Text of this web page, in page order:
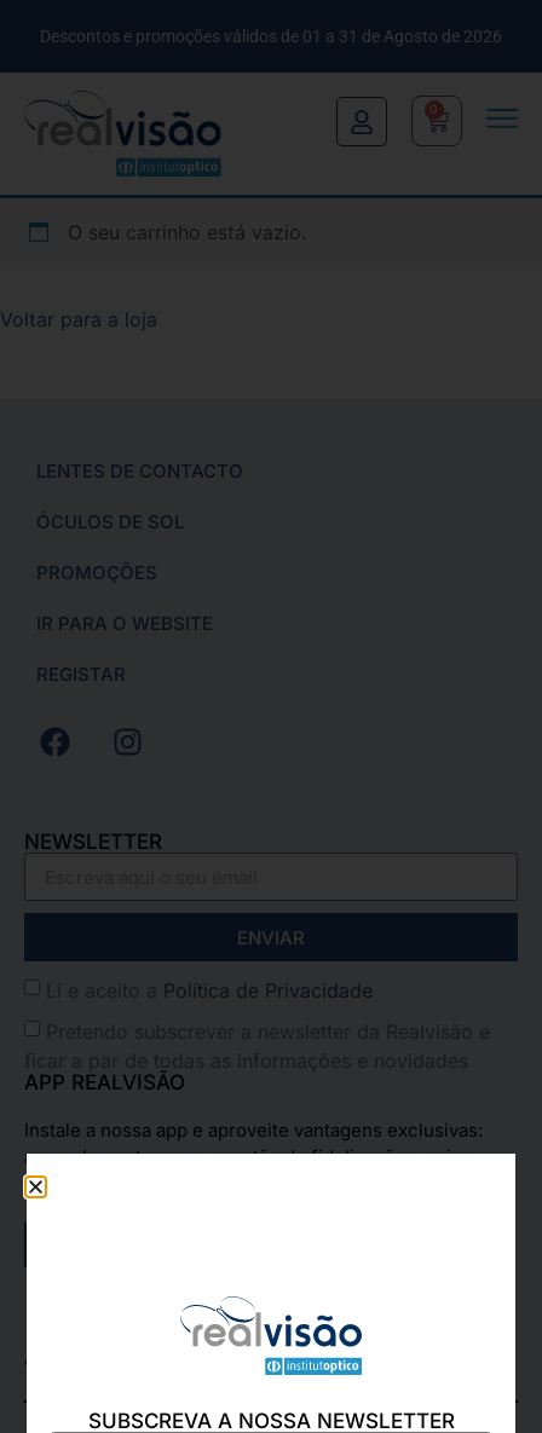
Descontos e promoções válidos de 01 a 31 de Agosto de 2026
0
O seu carrinho está vazio.
Voltar para a loja
LENTES DE CONTACTO
ÓCULOS DE SOL
PROMOÇÕES
IR PARA O WEBSITE
REGISTAR
NEWSLETTER
Li e aceito a Política de Privacidade
Pretendo subscrever a newsletter da Realvisão e
ficar a par de todas as informações e novidades
ENVIAR
APP REALVISÃO
Instale a nossa app e aproveite vantagens exclusivas:
acumule pontos com o cartão de fidelização e seja o
primeiro a conhecer novidades e novos produtos!
VILA REAL
SUBSCREVA A NOSSA NEWSLETTER